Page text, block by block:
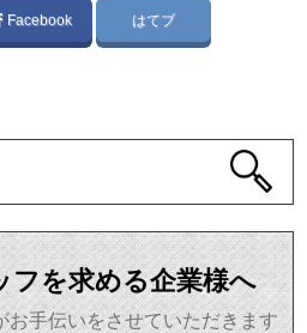
Facebook はてブ
フを求める企業様へ
お手伝いをさせていただきます